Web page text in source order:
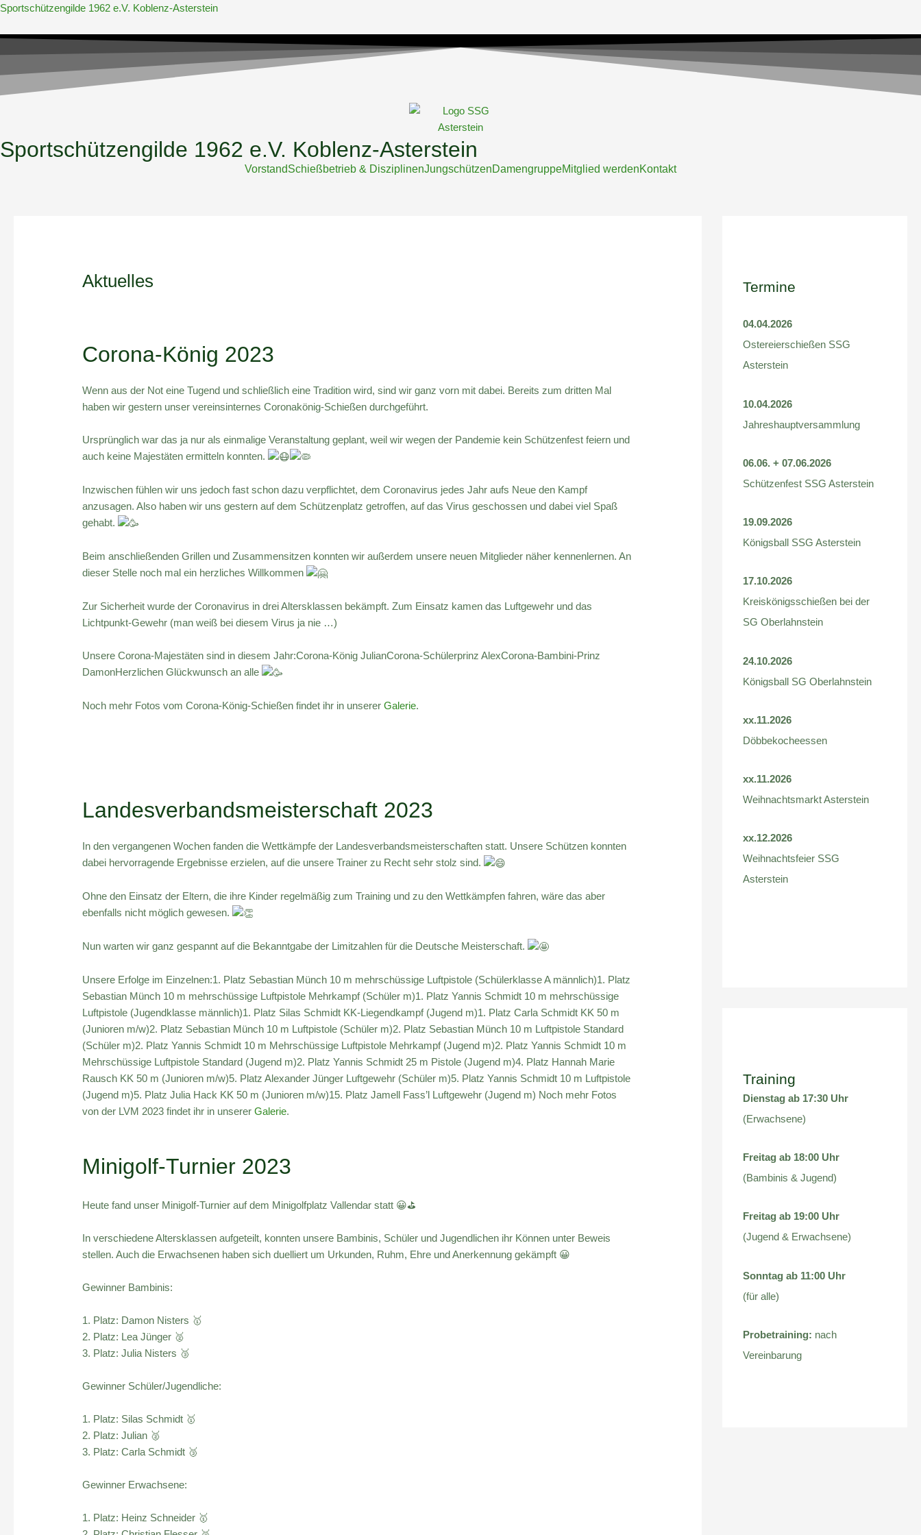
Zum
springen
Sportschützengilde 1962 e.V. Koblenz-Asterstein
Sportschützengilde 1962 e.V. Koblenz-Asterstein
VorstandSchießbetrieb & DisziplinenJungschützenDamengruppeMitglied werdenKontakt
Aktuelles
Corona-König 2023
Wenn aus der Not eine Tugend und schließlich eine Tradition wird, sind wir ganz vorn mit dabei. Bereits zum dritten Mal
haben wir gestern unser vereinsinternes Coronakönig-Schießen durchgeführt.
Ursprünglich war das ja nur als einmalige Veranstaltung geplant, weil wir wegen der Pandemie kein Schützenfest feiern und
auch keine Majestäten ermitteln konnten.
Inzwischen fühlen wir uns jedoch fast schon dazu verpflichtet, dem Coronavirus jedes Jahr aufs Neue den Kampf
anzusagen. Also haben wir uns gestern auf dem Schützenplatz getroffen, auf das Virus geschossen und dabei viel Spaß
gehabt.
Beim anschließenden Grillen und Zusammensitzen konnten wir außerdem unsere neuen Mitglieder näher kennenlernen. An
dieser Stelle noch mal ein herzliches Willkommen
Zur Sicherheit wurde der Coronavirus in drei Altersklassen bekämpft. Zum Einsatz kamen das Luftgewehr und das
Lichtpunkt-Gewehr (man weiß bei diesem Virus ja nie …)
Unsere Corona-Majestäten sind in diesem Jahr:Corona-König JulianCorona-Schülerprinz AlexCorona-Bambini-Prinz
DamonHerzlichen Glückwunsch an alle
Noch mehr Fotos vom Corona-König-Schießen findet ihr in unsererGalerie.
Landesverbandsmeisterschaft 2023
In den vergangenen Wochen fanden die Wettkämpfe der Landesverbandsmeisterschaften statt. Unsere Schützen konnten
dabei hervorragende Ergebnisse erzielen, auf die unsere Trainer zu Recht sehr stolz sind.
Ohne den Einsatz der Eltern, die ihre Kinder regelmäßig zum Training und zu den Wettkämpfen fahren, wäre das aber
ebenfalls nicht möglich gewesen.
Nun warten wir ganz gespannt auf die Bekanntgabe der Limitzahlen für die Deutsche Meisterschaft.
Unsere Erfolge im Einzelnen:1. Platz Sebastian Münch 10 m mehrschüssige Luftpistole (Schülerklasse A männlich)1. Platz
Sebastian Münch 10 m mehrschüssige Luftpistole Mehrkampf (Schüler m)1. Platz Yannis Schmidt 10 m mehrschüssige
Luftpistole (Jugendklasse männlich)1. Platz Silas Schmidt KK-Liegendkampf (Jugend m)1. Platz Carla Schmidt KK 50 m
(Junioren m/w)2. Platz Sebastian Münch 10 m Luftpistole (Schüler m)2. Platz Sebastian Münch 10 m Luftpistole Standard
(Schüler m)2. Platz Yannis Schmidt 10 m Mehrschüssige Luftpistole Mehrkampf (Jugend m)2. Platz Yannis Schmidt 10 m
Mehrschüssige Luftpistole Standard (Jugend m)2. Platz Yannis Schmidt 25 m Pistole (Jugend m)4. Platz Hannah Marie
Rausch KK 50 m (Junioren m/w)5. Platz Alexander Jünger Luftgewehr (Schüler m)5. Platz Yannis Schmidt 10 m Luftpistole
(Jugend m)5. Platz Julia Hack KK 50 m (Junioren m/w)15. Platz Jamell Fass’l Luftgewehr (Jugend m) Noch mehr Fotos
von der LVM 2023 findet ihr in unsererGalerie.
Minigolf-Turnier 2023
Heute fand unser Minigolf-Turnier auf dem Minigolfplatz Vallendar statt 😀⛳️
In verschiedene Altersklassen aufgeteilt, konnten unsere Bambinis, Schüler und Jugendlichen ihr Können unter Beweis
stellen. Auch die Erwachsenen haben sich duelliert um Urkunden, Ruhm, Ehre und Anerkennung gekämpft 😀
Gewinner Bambinis:
1. Platz: Damon Nisters 🥇
2. Platz: Lea Jünger 🥈
3. Platz: Julia Nisters 🥉
Gewinner Schüler/Jugendliche:
1. Platz: Silas Schmidt 🥇
2. Platz: Julian 🥈
3. Platz: Carla Schmidt 🥉
Gewinner Erwachsene:
1. Platz: Heinz Schneider 🥇
Termine
04.04.2026
Ostereierschießen SSG
Asterstein
10.04.2026
Jahreshauptversammlung
06.06. + 07.06.2026
Schützenfest SSG Asterstein
19.09.2026
Königsball SSG Asterstein
17.10.2026
Kreiskönigsschießen bei der
SG Oberlahnstein
24.10.2026
Königsball SG Oberlahnstein
xx.11.2026
Döbbekocheessen
xx.11.2026
Weihnachtsmarkt Asterstein
xx.12.2026
Weihnachtsfeier SSG
Asterstein
Training
Dienstag ab 17:30 Uhr
(Erwachsene)
Freitag ab 18:00 Uhr
(Bambinis & Jugend)
Freitag ab 19:00 Uhr
(Jugend & Erwachsene)
Sonntag ab 11:00 Uhr
(für alle)
Probetraining: nach
Vereinbarung